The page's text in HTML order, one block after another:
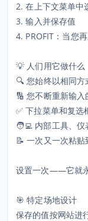
2. 在上下文菜单中
3. 输入并保存值
4. PROFIT：当您
💡 人们用它做什么
🔍 您始终以相同
🔢 您不断重新输
✅ 下拉菜单和复
🧑‍💻 内部工具、
📝 一次又一次粘
设置一次——它就永
🎯 特定场地设计
保存的值按网站进